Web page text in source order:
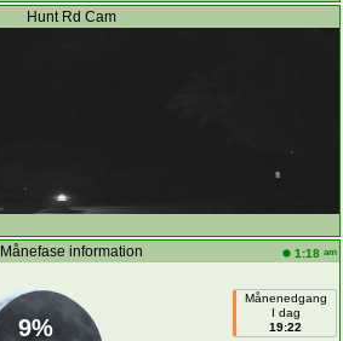
Hunt Rd Cam
Månefase information 1:18 am
9%
Månenedgang
I dag
19:22